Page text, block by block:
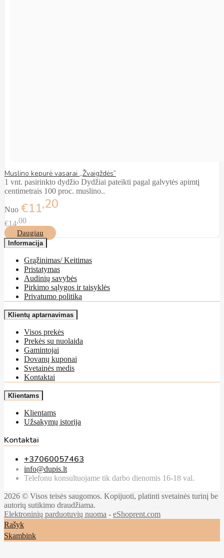
Muslino kepurė vasarai ,,Žvaigždės”
1 vnt. pasirinkto dydžio Dydžiai pateikti pagal galvytės apimtį
centimetrais 100 proc. muslino..
Nuo €11 20
€14 00
Daugiau
Informacija
Grąžinimas/ Keitimas
Pristatymas
Audinių savybės
Pirkimo sąlygos ir taisyklės
Privatumo politika
Klientų aptarnavimas
Visos prekės
Prekės su nuolaida
Gamintojai
Dovanų kuponai
Svetainės medis
Kontaktai
Klientams
Klientams
Užsakymų istorija
Kontaktai
+37060057463
info@dupis.lt
Telefonu konsultuojame tik darbo dienomis 16-18 val.
2026 © Visos teisės saugomos. Kopijuoti, platinti svetainės turinį be
autorių sutikimo draudžiama.
Elektroninių parduotuvių nuoma - eShoprent.com
Rašyk
Skambink